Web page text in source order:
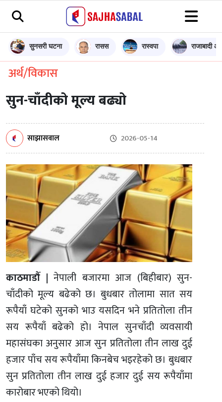
सुनसरी घटना रासस रास्वपा राजाबादी
अर्थ/विकास
सुन-चाँदीको मूल्य बढ्यो
साझासवाल 2026-05-14
काठमाडौँ | नेपाली बजारमा आज (बिहीबार) सुन-
चाँदीको मूल्य बढेको छ। बुधबार तोलामा सात सय
रूपैयाँ घटेको सुनको भाउ यसदिन भने प्रतितोला तीन
सय रूपैयाँ बढेको हो। नेपाल सुनचाँदी व्यवसायी
महासंघका अनुसार आज सुन प्रतितोला तीन लाख दुई
हजार पाँच सय रूपैयाँमा किनबेच भइरहेको छ। बुधबार
सुन प्रतितोला तीन लाख दुई हजार दुई सय रूपैयाँमा
कारोबार भएको थियो।